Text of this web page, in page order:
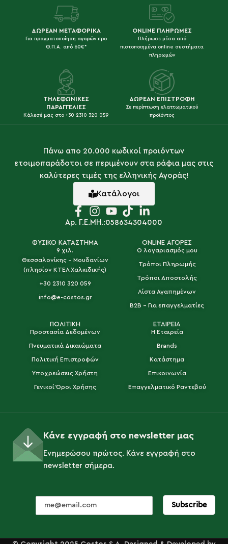
ΔΩΡΕΑΝ ΜΕΤΑΦΟΡΙΚΑ
Για πραγματοποίηση αγορών προ
Φ.Π.Α. από 60€*
ONLINE ΠΛΗΡΩΜΕΣ
Πλήρωσε μέσα από
πιστοποιημένα online συστήματα
πληρωμών
ΤΗΛΕΦΩΝΙΚΕΣ
ΠΑΡΑΓΓΕΛΙΕΣ
Κάλεσέ μας στο +30 2310 320 059
ΔΩΡΕΑΝ ΕΠΙΣΤΡΟΦΗ
Σε περίπτωση ελαττωματικού
προϊόντος
Πάνω απο 20.000 κωδικοί προιόντων
ετοιμοπαράδοτοι σε περιμένουν στα ράφια μας στις
καλύτερες τιμές της ελληνικής Αγοράς!
Κατάλογοι
Αρ. Γ.Ε.ΜΗ.:058634304000
ΦΥΣΙΚΟ ΚΑΤΑΣΤΗΜΑ
9 χιλ.
Θεσσαλονίκης - Μουδανίων
(πλησίον ΚΤΕΛ Χαλκιδικής)
+30 2310 320 059
info@e-costos.gr
ONLINE ΑΓΟΡΕΣ
Ο λογαριασμός μου
Τρόποι Πληρωμής
Τρόποι Αποστολής
Λίστα Αγαπημένων
B2B - Για επαγγελματίες
ΠΟΛΙΤΙΚΗ
Προστασία Δεδομένων
Πνευματικά Δικαιώματα
Πολιτική Επιστροφών
Υποχρεώσεις Χρήστη
Γενικοί Όροι Χρήσης
ΕΤΑΙΡΕΙΑ
Η Εταιρεία
Brands
Κατάστημα
Επικοινωνία
Επαγγελματικό Ραντεβού
Κάνε εγγραφή στο newsletter μας
Ενημερώσου πρώτος. Κάνε εγγραφή στο
newsletter σήμερα.